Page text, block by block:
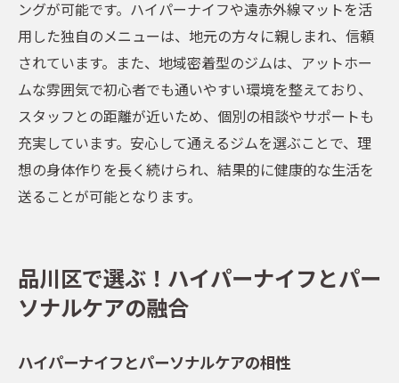
ングが可能です。ハイパーナイフや遠赤外線マットを活
用した独自のメニューは、地元の方々に親しまれ、信頼
されています。また、地域密着型のジムは、アットホー
ムな雰囲気で初心者でも通いやすい環境を整えており、
スタッフとの距離が近いため、個別の相談やサポートも
充実しています。安心して通えるジムを選ぶことで、理
想の身体作りを長く続けられ、結果的に健康的な生活を
送ることが可能となります。
品川区で選ぶ！ハイパーナイフとパー
ソナルケアの融合
ハイパーナイフとパーソナルケアの相性